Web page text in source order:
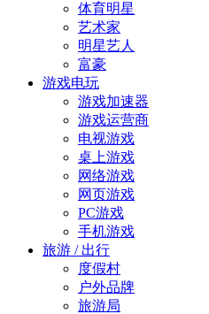
体育明星
艺术家
明星艺人
富豪
游戏电玩
游戏加速器
游戏运营商
电视游戏
桌上游戏
网络游戏
网页游戏
PC游戏
手机游戏
旅游 / 出行
度假村
户外品牌
旅游局